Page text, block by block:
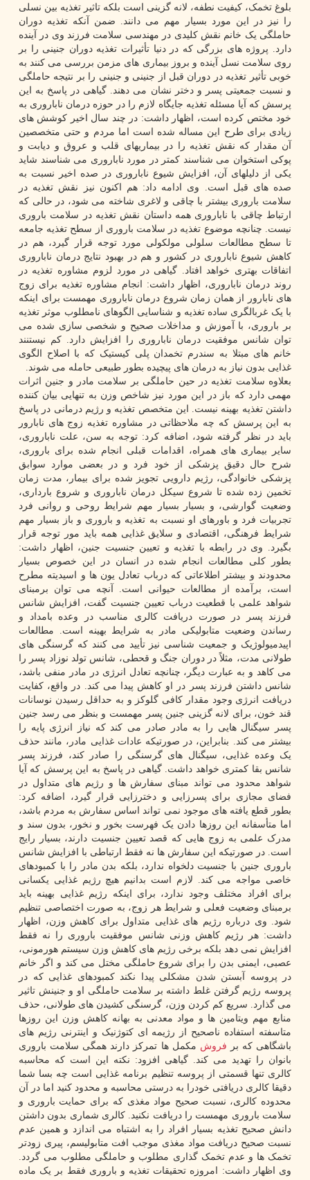
بلوغ تخمک، کیفیت نطفه، لانه گزینی است بلکه تاثیر تغذیه بین نسلی
را نیز در این مورد بسیار مهم می دانند. ضمن آنکه تغذیه دوران
حاملگی یک خانم نقش کلیدی در مهندسی سلامت فرزند وی در آینده
دارد. پروژه های بزرگی که در دنیا تأثیرات تغذیه دوران جنینی را بر
روی سلامت نسل آینده و بروز بیماری های مزمن بررسی می کنند به
خوبی تأثیر تغذیه در دوران قبل از جنینی و جنینی را بر نتیجه حاملگی
و نسبت جمعیتی پسر و دختر نشان می دهند. گیاهی در پاسخ به این
پرسش که آیا مسئله تغذیه جایگاه لازم را در حوزه درمان ناباروری به
خود مختص کرده است، اظهار داشت: در چند سال اخیر کوشش های
زیادی برای طرح این مساله شده است اما مردم و حتی متخصصین
آن مقدار که نقش تغذیه را در بیماریهای قلب و عروق و دیابت و
پوکی استخوان می شناسند کمتر در مورد ناباروری می شناسند شاید
یکی از دلیلهای آن، افزایش شیوع ناباروری در صده اخیر نسبت به
صده های قبل است. وی ادامه داد: هم اکنون نیز نقش تغذیه در
سلامت باروری بیشتر با چاقی و لاغری شاخته می شود، در حالی که
ارتباط چاقی با ناباروری همه داستان نقش تغذیه در سلامت باروری
نیست. چنانچه موضوع تغذیه در سلامت باروری از سطح تغذیه جامعه
تا سطح مطالعات سلولی مولکولی مورد توجه قرار گیرد، هم در
کاهش شیوع ناباروری در کشور و هم در بهبود نتایج درمان ناباروری
اتفاقات بهتری خواهد افتاد. گیاهی در مورد لزوم مشاوره تغذیه در
روند درمان ناباروری، اظهار داشت: انجام مشاوره تغذیه برای زوج
های نابارور از همان زمان شروع درمان ناباروری مهمست برای اینکه
با یک غربالگری ساده تغذیه و شناسایی الگوهای نامطلوب موثر تغذیه
بر باروری، با آموزش و مداخلات صحیح و شخصی سازی شده می
توان شانس موفقیت درمان ناباروری را افزایش دارد. کم نیستنند
خانم های مبتلا به سندرم تخمدان پلی کیستیک که با اصلاح الگوی
غذایی بدون نیاز به درمان های پیچیده بطور طبیعی حامله می شوند.
بعلاوه سلامت تغذیه در حین حاملگی بر سلامت مادر و جنین اثرات
مهمی دارد که باز در این مورد نیز شاخص وزن به تنهایی بیان کننده
داشتن تغذیه بهینه نیست. این متخصص تغذیه و رژیم درمانی در پاسخ
به این پرسش که چه ملاحظاتی در مشاوره تغذیه زوج های نابارور
باید در نظر گرفته شود، اضافه کرد: توجه به سن، علت ناباروری،
سایر بیماری های همراه، اقدامات قبلی انجام شده برای باروری،
شرح حال دقیق پزشکی از خود فرد و در بعضی موارد سوابق
پزشکی خانوادگی، رژیم دارویی تجویز شده برای بیمار، مدت زمان
تخمین زده شده تا شروع سیکل درمان ناباروری و شروع بارداری،
وضعیت گوارشی، و بسیار بسیار مهم شرایط روحی و روانی فرد
تجربیات فرد و باورهای او نسبت به تغذیه و باروری و باز بسیار مهم
شرایط فرهنگی، اقتصادی و سلایق غذایی همه باید مور توجه قرار
بگیرد. وی در رابطه با تغذیه و تعیین جنسیت جنین، اظهار داشت:
بطور کلی مطالعات انجام شده در انسان در این خصوص بسیار
محدودند و بیشتر اطلاعاتی که درباب تعادل یون ها و اسیدیته مطرح
است، برآمده از مطالعات حیوانی است. آنچه می توان برمبنای
شواهد علمی با قطعیت درباب تعیین جنسیت گفت، افزایش شانس
فرزند پسر در صورت دریافت کالری مناسب در وعده بامداد و
رساندن وضعیت متابولیکی مادر به شرایط بهینه است. مطالعات
اپیدمیولوژیک و جمعیت شناسی نیز تأیید می کنند که گرسنگی های
طولانی مدت، مثلاً در دوران جنگ و قحطی، شانس تولد نوزاد پسر را
می کاهد و به عبارت دیگر، چنانچه تعادل انرژی در مادر منفی باشد،
شانس داشتن فرزند پسر در او کاهش پیدا می کند. در واقع، کفایت
دریافت انرژی وجود مقدار کافی گلوکز و به حداقل رسیدن نوسانات
قند خون، برای لانه گزینی جنین پسر مهمست و بنظر می رسد جنین
پسر سیگنال هایی را به مادر صادر می کند که نیاز انرژی پایه را
بیشتر می کند. بنابراین، در صورتیکه عادات غذایی مادر، مانند حذف
یک وعده غذایی، سیگنال های گرسنگی را صادر کند، فرزند پسر
شانس بقا کمتری خواهد داشت. گیاهی در پاسخ به این پرسش که آیا
شواهد محدود می تواند مبنای سفارش ها و رژیم های متداول در
فضای مجازی برای پسرزایی و دخترزایی قرار گیرد، اضافه کرد:
بطور قطع یافته های موجود نمی تواند اساس سفارش به مردم باشد،
اما متأسفانه این روزها دادن یک فهرست بخور و نخور، بدون سند و
مدرک علمی به زوج هایی که قصد تعیین جنسیت دارند، بسیار رایج
است. در صورتیکه این سفارش ها نه فقط ارتباطی با افزایش شانس
باروری جنین با جنسیت دلخواه ندارد، بلکه بدن مادر را با کمبودهای
خاصی مواجه می کند. لازم است بدانیم هیچ رژیم غذایی یکسانی
برای افراد مختلف وجود ندارد، برای اینکه رژیم غذایی بهینه باید
برمبنای وضعیت فعلی و شرایط هر زوج، به صورت اختصاصی تنظیم
شود. وی درباره رژیم های غذایی متداول برای کاهش وزن، اظهار
داشت: هر رژیم کاهش وزنی شانس موفقیت باروری را نه فقط
افزایش نمی دهد بلکه برخی رژیم های کاهش وزن سیستم هورمونی،
عصبی، ایمنی بدن را برای شروع حاملگی مختل می کند و اگر خانم
در پروسه آبستن شدن مشکلی پیدا نکند کمبودهای غذایی که در
پروسه رژیم گرفتن غلط داشته بر سلامت حاملگی او و جنینش تاثیر
می گذارد. سریع کم کردن وزن، گرسنگی کشیدن های طولانی، حذف
منابع مهم ویتامین ها و مواد معدنی به بهانه کاهش وزن این روزها
متاسفته استفاده ناصحیح از رژیمه ای کتوژنیک و اینترنی رژیم های
باشگاهی که بر فروش مکمل ها تمرکز دارند همگی سلامت باروری
بانوان را تهدید می کند. گیاهی افزود: نکته این است که محاسبه
کالری تنها قسمتی از پروسه تنظیم برنامه غذایی است چه بسا شما
دقیقا کالری دریافتی خودرا به درستی محاسبه و محدود کنید اما در آن
محدوده کالری، نسبت صحیح مواد مغذی که برای حمایت باروری و
سلامت باروری مهمست را دریافت نکنید. کالری شماری بدون داشتن
دانش صحیح تغذیه بسیار افراد را به اشتباه می اندازد و همین عدم
نسبت صحیح دریافت مواد مغذی موجب افت متابولیسم، پیری زودتر
تخمک ها و عدم تخمک گذاری مطلوب و حاملگی مطلوب می گردد.
وی اظهار داشت: امروزه تحقیقات تغذیه و باروری فقط بر یک ماده